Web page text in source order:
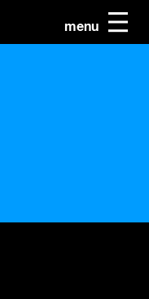
menu